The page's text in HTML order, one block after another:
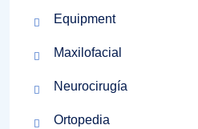
Equipment
Maxilofacial
Neurocirugía
Ortopedia